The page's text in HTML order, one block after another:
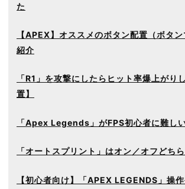
た
【APEX】オススメのボタン配置（ボタ
紹介
「R1」を攻撃にしたらヒット率爆上がり
置】
「Apex Legends」がFPS初心者に難し
「オートスプリント」はオン／オフどち
【初心者向け】「APEX LEGENDS」操